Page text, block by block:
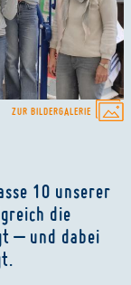
ZUR BILDERGALERIE
10 unserer
die
– und dabei